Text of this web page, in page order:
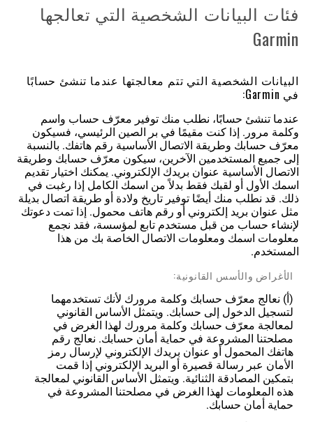
فئات البيانات الشخصية التي تعالجها
Garmin
البيانات الشخصية التي تتم معالجتها عندما تنشئ حسابًا
في Garmin:
عندما تنشئ حسابًا، نطلب منك توفير معرّف حساب واسم
وكلمة مرور. إذا كنت مقيمًا في بر الصين الرئيسي، فسيكون
معرّف حسابك وطريقة الاتصال الأساسية رقم هاتفك. بالنسبة
إلى جميع المستخدمين الآخرين، سيكون معرّف حسابك وطريقة
الاتصال الأساسية عنوان بريدك الإلكتروني. يمكنك اختيار تقديم
اسمك الأول أو لقبك فقط بدلاً من اسمك الكامل إذا رغبت في
ذلك. قد نطلب منك أيضًا توفير تاريخ ولادة أو طريقة اتصال بديلة
مثل عنوان بريد إلكتروني أو رقم هاتف محمول. إذا تمت دعوتك
لإنشاء حساب من قبل مستخدم تابع لمؤسسة، فقد نجمع
معلومات اسمك ومعلومات الاتصال الخاصة بك من هذا
المستخدم.
الأغراض والأسس القانونية:
(أ) نعالج معرّف حسابك وكلمة مرورك لأنك تستخدمهما
لتسجيل الدخول إلى حسابك. ويتمثل الأساس القانوني
لمعالجة معرّف حسابك وكلمة مرورك لهذا الغرض في
مصلحتنا المشروعة في حماية أمان حسابك. نعالج رقم
هاتفك المحمول أو عنوان بريدك الإلكتروني لإرسال رمز
الأمان عبر رسالة قصيرة أو البريد الإلكتروني إذا قمت
بتمكين المصادقة الثنائية. ويتمثل الأساس القانوني لمعالجة
هذه المعلومات لهذا الغرض في مصلحتنا المشروعة في
حماية أمان حسابك.